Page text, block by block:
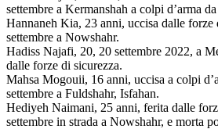
settembre a Kermanshah a colpi d’arma
Hannaneh Kia, 23 anni, uccisa dalle forze
settembre a Nowshahr.
Hadiss Najafi, 20, 20 settembre 2022, a
dalle forze di sicurezza.
Mahsa Mogouii, 16 anni, uccisa a colpi
settembre a Fuldshahr, Isfahan.
Hediyeh Naimani, 25 anni, ferita dalle
settembre in strada a Nowshahr, e morta